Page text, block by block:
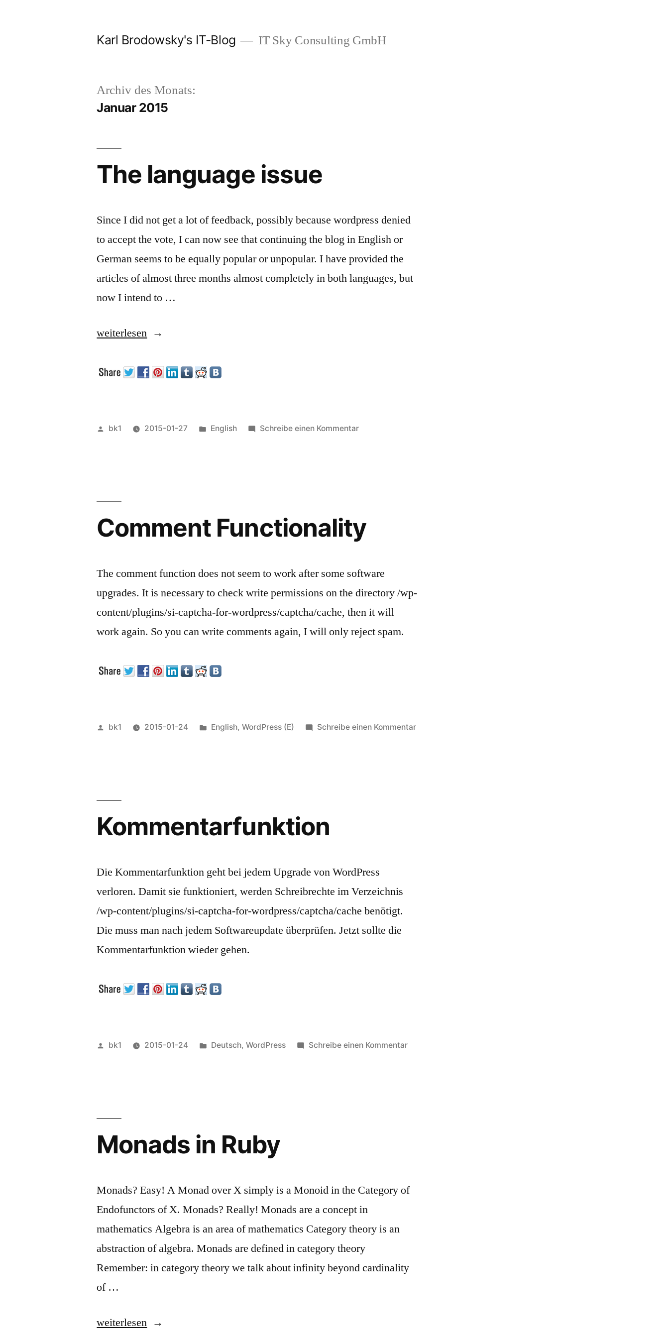
Karl Brodowsky's IT-Blog IT Sky Consulting GmbH
Archiv des Monats:
Januar 2015
The language issue
Since I did not get a lot of feedback, possibly because wordpress denied
to accept the vote, I can now see that continuing the blog in English or
German seems to be equally popular or unpopular. I have provided the
articles of almost three months almost completely in both languages, but
now I intend to …
„The
issue“
weiterlesen
Veröffentlicht
bk1 2015-01-27
Veröffentlicht
English Schreibe einen Kommentarzu
Comment Functionality
The comment function does not seem to work after some software
upgrades. It is necessary to check write permissions on the directory /wp-
content/plugins/si-captcha-for-wordpress/captcha/cache, then it will
work again. So you can write comments again, I will only reject spam.
Veröffentlicht
bk1 2015-01-24
Veröffentlicht
English, WordPress (E) Schreibe einen Kommentarzu
Kommentarfunktion
Die Kommentarfunktion geht bei jedem Upgrade von WordPress
verloren. Damit sie funktioniert, werden Schreibrechte im Verzeichnis
/wp-content/plugins/si-captcha-for-wordpress/captcha/cache benötigt.
Die muss man nach jedem Softwareupdate überprüfen. Jetzt sollte die
Kommentarfunktion wieder gehen.
Veröffentlicht
bk1 2015-01-24
Veröffentlicht
Deutsch, WordPress Schreibe einen Kommentarzu
Monads in Ruby
Monads? Easy! A Monad over X simply is a Monoid in the Category of
Endofunctors of X. Monads? Really! Monads are a concept in
mathematics Algebra is an area of mathematics Category theory is an
abstraction of algebra. Monads are defined in category theory
Remember: in category theory we talk about infinity beyond cardinality
of …
„Monads
weiterlesen